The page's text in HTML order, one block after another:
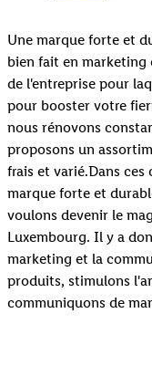
Une marque forte et
bien fait en marketing
de l'entreprise pour
pour booster votre
nous rénovons
proposons un
frais et varié.Dans
marque forte et
voulons devenir le
Luxembourg. Il y a
marketing et la
produits, stimulons
communiquons de